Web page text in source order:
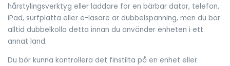
hårstylingsverktyg eller laddare för en bärbar dator, telefon,
iPad, surfplatta eller e-läsare är dubbelspänning, men du bör
alltid dubbelkolla detta innan du använder enheten i ett
annat land.
Du bör kunna kontrollera det finstilta på en enhet eller